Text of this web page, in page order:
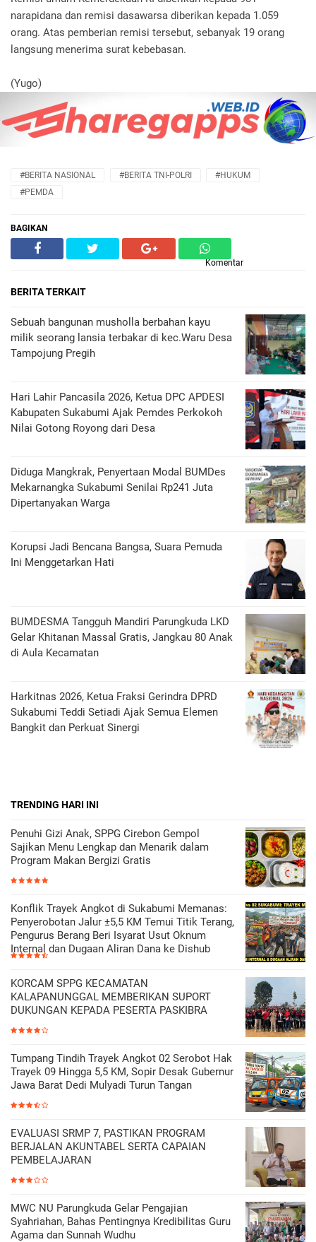
narapidana dan remisi dasawarsa diberikan kepada 1.059
orang. Atas pemberian remisi tersebut, sebanyak 19 orang
langsung menerima surat kebebasan.
(Yugo)
#BERITA NASIONAL #BERITA TNI-POLRI
#HUKUM
#PEMDA
BAGIKAN
Komentar
BERITA TERKAIT
Sebuah bangunan musholla berbahan kayu
milik seorang lansia terbakar di kec.Waru Desa
Tampojung Pregih
Hari Lahir Pancasila 2026, Ketua DPC APDESI
Kabupaten Sukabumi Ajak Pemdes Perkokoh
Nilai Gotong Royong dari Desa
Diduga Mangkrak, Penyertaan Modal BUMDes
Mekarnangka Sukabumi Senilai Rp241 Juta
Dipertanyakan Warga
Korupsi Jadi Bencana Bangsa, Suara Pemuda
Ini Menggetarkan Hati
BUMDESMA Tangguh Mandiri Parungkuda LKD
Gelar Khitanan Massal Gratis, Jangkau 80 Anak
di Aula Kecamatan
Harkitnas 2026, Ketua Fraksi Gerindra DPRD
Sukabumi Teddi Setiadi Ajak Semua Elemen
Bangkit dan Perkuat Sinergi
TRENDING HARI INI
Penuhi Gizi Anak, SPPG Cirebon Gempol
Sajikan Menu Lengkap dan Menarik dalam
Program Makan Bergizi Gratis
Konflik Trayek Angkot di Sukabumi Memanas:
Penyerobotan Jalur ±5,5 KM Temui Titik Terang,
Pengurus Berang Beri Isyarat Usut Oknum
Internal dan Dugaan Aliran Dana ke Dishub
KORCAM SPPG KECAMATAN
KALAPANUNGGAL MEMBERIKAN SUPORT
DUKUNGAN KEPADA PESERTA PASKIBRA
Tumpang Tindih Trayek Angkot 02 Serobot Hak
Trayek 09 Hingga 5,5 KM, Sopir Desak Gubernur
Jawa Barat Dedi Mulyadi Turun Tangan
EVALUASI SRMP 7, PASTIKAN PROGRAM
BERJALAN AKUNTABEL SERTA CAPAIAN
PEMBELAJARAN
MWC NU Parungkuda Gelar Pengajian
Syahriahan, Bahas Pentingnya Kredibilitas Guru
Agama dan Sunnah Wudhu